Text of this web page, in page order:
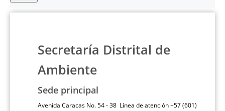
Secretaría Distrital de
Ambiente
Sede principal
Avenida Caracas No. 54 - 38 Línea de atención +57 (601)